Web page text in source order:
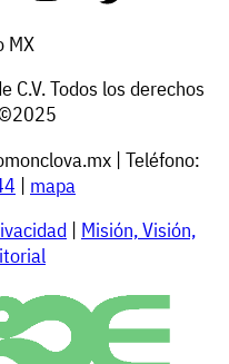
MX
C.V. Todos los derechos
| Teléfono:
| mapa
| Misión, Visión,